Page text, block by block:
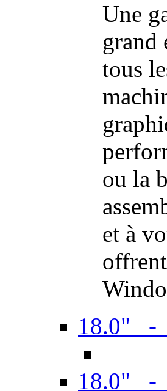
Une
grand
tous
ou la
et à
18.0" -
18.0" -